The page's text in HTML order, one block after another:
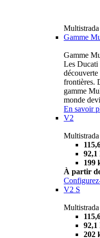
Multistrada
Gamme
Gamme
Les Ducati
découverte
frontières.
gamme
monde
En savoir
V2
92,1
199
À partir
V2 S
92,1
202